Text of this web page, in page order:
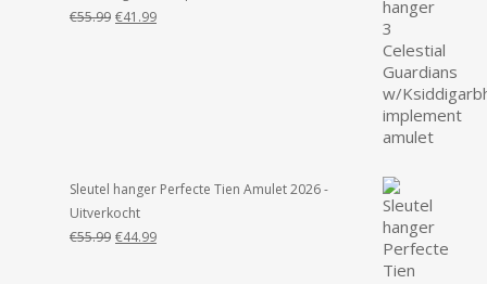
€55.99 Oorspronkelijke
€41.99Huidige
Sleutel hanger Perfecte Tien Amulet 2026 -
Uitverkocht
€55.99 Oorspronkelijke
€44.99Huidige